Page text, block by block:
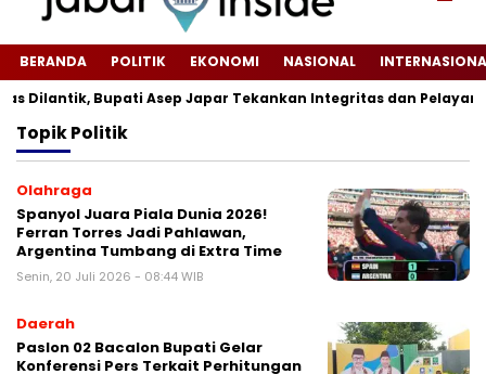
BERANDA POLITIK EKONOMI NASIONAL
Bupati Asep Japar Tekankan Integritas dan Pelayanan
TopikPolitik
Olahraga
‎Spanyol Juara Piala Dunia 2026!
Ferran Torres Jadi Pahlawan,
Argentina Tumbang di Extra Time
Senin, 20 Juli 2026 - 08:44 WIB
Daerah
Paslon 02 Bacalon Bupati Gelar
Konferensi Pers Terkait Perhitungan